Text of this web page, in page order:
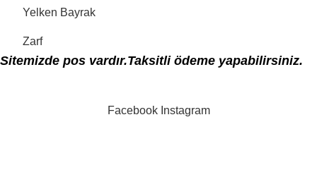
Yelken Bayrak
Zarf
Sitemizde pos vardır.Taksitli ödeme yapabilirsiniz.
Facebook Instagram